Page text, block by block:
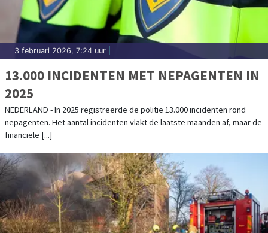
3 februari 2026, 7:24 uur
13.000 INCIDENTEN MET NEPAGENTEN IN
2025
NEDERLAND - In 2025 registreerde de politie 13.000 incidenten rond
nepagenten. Het aantal incidenten vlakt de laatste maanden af, maar de
financiële [...]